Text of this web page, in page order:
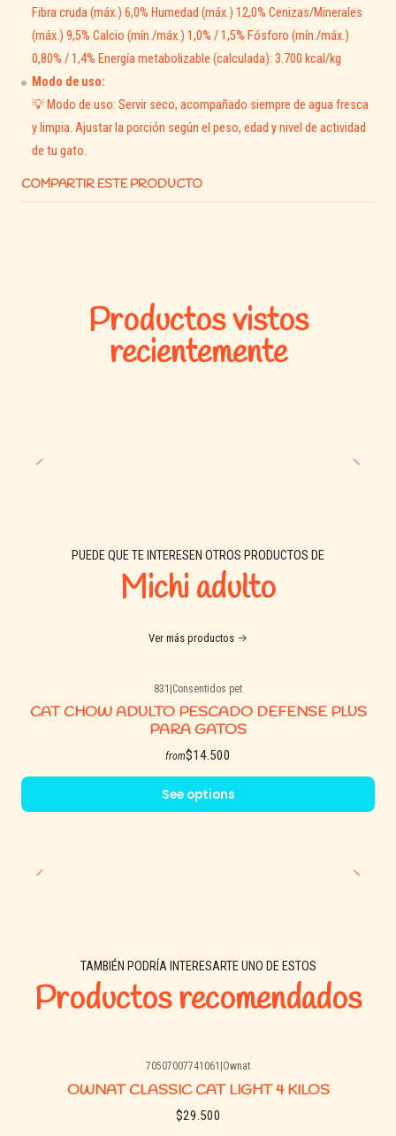
Una taza de 200 ml contiene aproximadamente 90 g de
PURINA® CAT CHOW® Esteirilizados Pescado. El cambio en la
hasta 10 días. Sustituye pequeñas cantidades de alimento cada
Fibra cruda (máx.) 6,0% Humedad (máx.) 12,0% Cenizas/Minerales
(máx.) 9,5% Calcio (mín./máx.) 1,0% / 1,5% Fósforo (mín./máx.)
0,80% / 1,4% Energía metabolizable (calculada): 3.700 kcal/kg
Modo de uso:
💡 Modo de uso: Servir seco, acompañado siempre de agua fresca
y limpia. Ajustar la porción según el peso, edad y nivel de actividad
de tu gato.
COMPARTIR ESTE PRODUCTO
Productos vistos
recientemente
PUEDE QUE TE INTERESEN OTROS PRODUCTOS DE
Michi adulto
Ver más productos
831 Consentidos pet
CAT CHOW ADULTO PESCADO DEFENSE PLUS
PARA GATOS
from$14.500
See options
TAMBIÉN PODRÍA INTERESARTE UNO DE ESTOS
Productos recomendados
70507007741061 Ownat
OWNAT CLASSIC CAT LIGHT 4 KILOS
$29.500